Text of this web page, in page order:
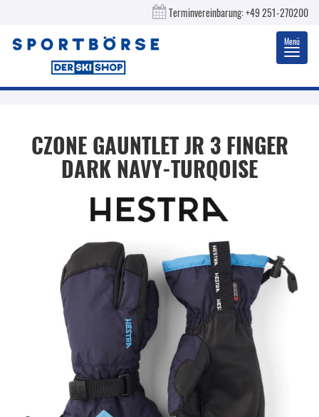
Terminvereinbarung:+49 251-270200
Menü
CZONE GAUNTLET JR 3 FINGER
DARK NAVY-TURQOISE